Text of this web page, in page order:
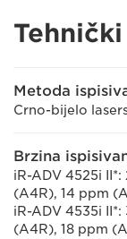
Metoda
Crno-bijelo
Brzina
iR-ADV 4525i
(A4R), 14 ppm
iR-ADV 4535i
(A4R), 18 ppm